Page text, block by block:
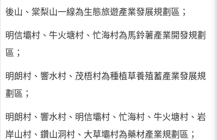
後山、棠梨山一線為生態旅遊產業發展規劃區；
明信壩村、牛火塘村、忙海村為馬鈴薯產業開發規劃
區；
明朗村、響水村、茂梧村為種植草養殖蓄產業發展規
劃區；
明朗村、響水村、明信壩村、忙海村、牛火塘村、岩
岸山村、鑽山洞村、大草壩村為藥材產業規劃區；